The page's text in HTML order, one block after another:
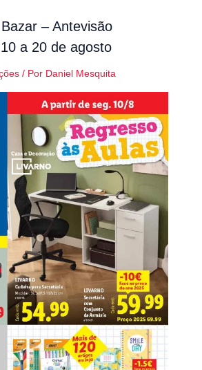
– Antevisão
a 20 de agosto
/ Por Daniel Mesquita